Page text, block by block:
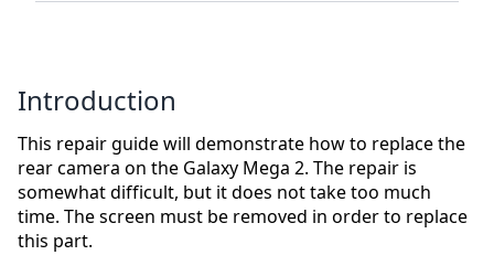
Introduction
This repair guide will demonstrate how to replace the
rear camera on the Galaxy Mega 2. The repair is
somewhat difficult, but it does not take too much
time. The screen must be removed in order to replace
this part.